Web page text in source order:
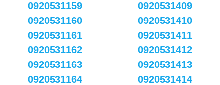
0920531159
0920531160
0920531161
0920531162
0920531163
0920531164
0920531409
0920531410
0920531411
0920531412
0920531413
0920531414